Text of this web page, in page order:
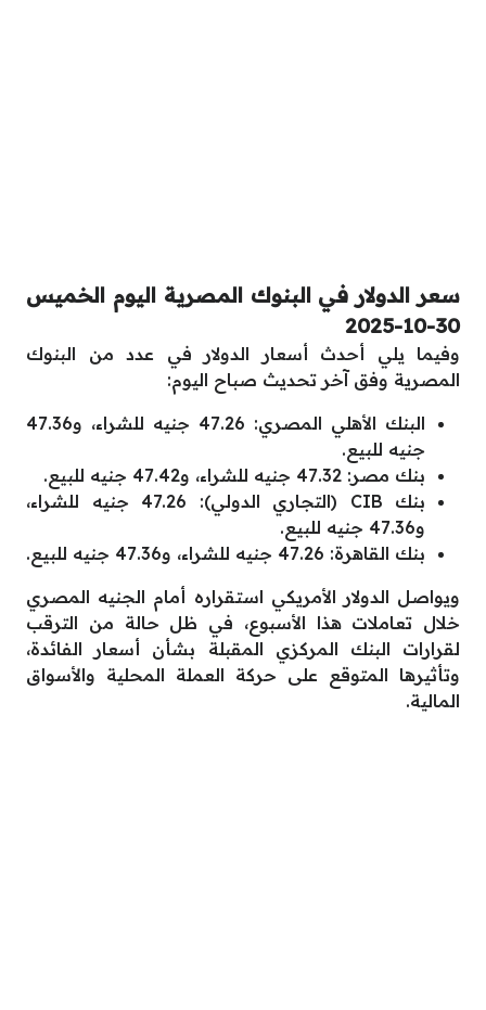
سعر الدولار في البنوك المصرية اليوم الخميس
30-10-2025
وفيما يلي أحدث أسعار الدولار في عدد من البنوك
المصرية وفق آخر تحديث صباح اليوم:
البنك الأهلي المصري: 47.26 جنيه للشراء، و47.36
جنيه للبيع.
بنك مصر: 47.32 جنيه للشراء، و47.42 جنيه للبيع.
بنك CIB (التجاري الدولي): 47.26 جنيه للشراء،
و47.36 جنيه للبيع.
بنك القاهرة: 47.26 جنيه للشراء، و47.36 جنيه للبيع.
ويواصل الدولار الأمريكي استقراره أمام الجنيه المصري
خلال تعاملات هذا الأسبوع، في ظل حالة من الترقب
لقرارات البنك المركزي المقبلة بشأن أسعار الفائدة،
وتأثيرها المتوقع على حركة العملة المحلية والأسواق
المالية.